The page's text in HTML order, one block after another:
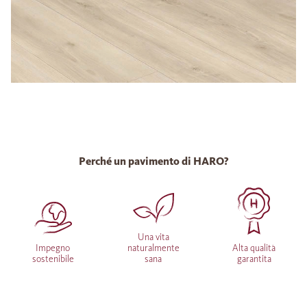
Perché un pavimento di HARO?
Impegno
sostenibile
Una vita
naturalmente
sana
Alta qualità
garantita